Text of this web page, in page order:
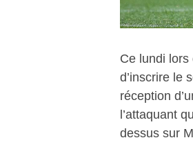
Ce lundi lors
d’inscrire le
réception
l’attaquant
dessus sur